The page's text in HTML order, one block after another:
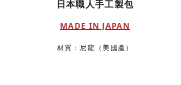
日本職人手工製包
MADE IN JAPAN
材質：尼龍（美國產）